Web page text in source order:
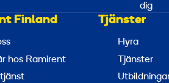
dig
Finland
hos Ramirent
Tjänster
Hyra
Tjänster